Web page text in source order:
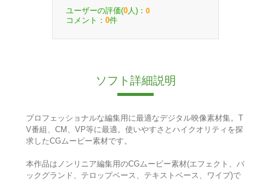
ユーザーの評価(0 人)： 0
コメント： 0件
ソフト詳細説明
プロフェッショナルな編集用に最適なデジタル映像素材集。T
V番組、CM、VP等に最適。使いやすさとハイクオリティを探
求したCGムービー素材です。
本作品はノンリニア編集用のCGムービー素材(エフェクト、バ
ックグランド、テロップベース、テキストベース、ワイプ)で